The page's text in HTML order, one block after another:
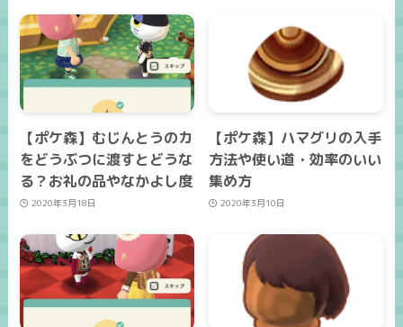
【ポケ森】むじんとうのカ
をどうぶつに渡すとどうな
る？お礼の品やなかよし度
2020年3月18日
【ポケ森】ハマグリの入手
方法や使い道・効率のいい
集め方
2020年3月10日